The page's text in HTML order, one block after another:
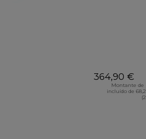
364,90 €
Montante de
incluído de